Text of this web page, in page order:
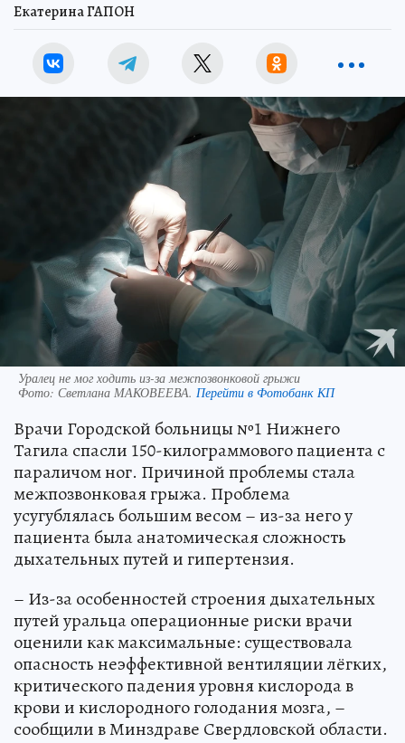
Екатерина ГАПОН
Уралец не мог ходить из-за межпозвонковой грыжи
Фото: Светлана МАКОВЕЕВА. Перейти в Фотобанк КП
Врачи Городской больницы №1 Нижнего
Тагила спасли 150-килограммового пациента с
параличом ног. Причиной проблемы стала
межпозвонковая грыжа. Проблема
усугублялась большим весом – из-за него у
пациента была анатомическая сложность
дыхательных путей и гипертензия.
– Из-за особенностей строения дыхательных
путей уральца операционные риски врачи
оценили как максимальные: существовала
опасность неэффективной вентиляции лёгких,
критического падения уровня кислорода в
крови и кислородного голодания мозга, –
сообщили в Минздраве Свердловской области.